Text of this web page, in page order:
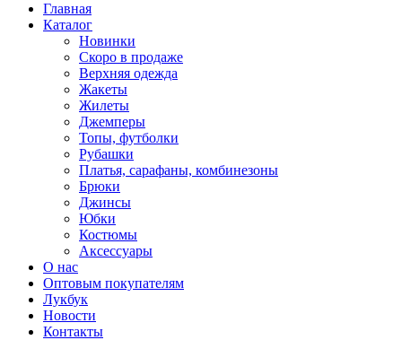
Главная
Каталог
Новинки
Скоро в продаже
Верхняя одежда
Жакеты
Жилеты
Джемперы
Топы, футболки
Рубашки
Платья, сарафаны, комбинезоны
Брюки
Джинсы
Юбки
Костюмы
Аксессуары
О нас
Оптовым покупателям
Лукбук
Новости
Контакты